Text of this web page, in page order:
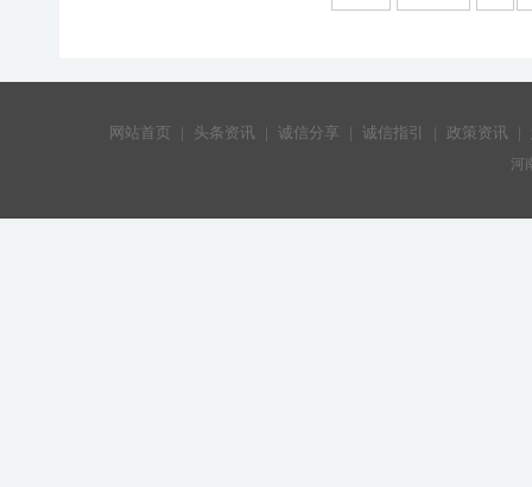
网站首页 | 头条资讯 | 诚信分享 | 诚信指引 | 政策资讯 |
河